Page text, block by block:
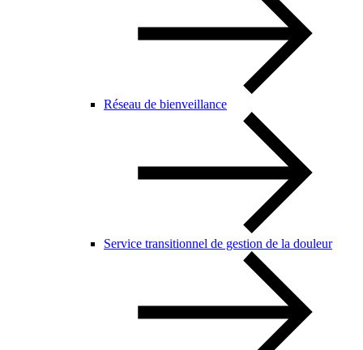
Réseau de bienveillance
Service transitionnel de gestion de la douleur